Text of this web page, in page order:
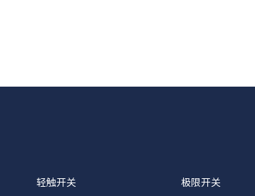
轻触开关 极限开关